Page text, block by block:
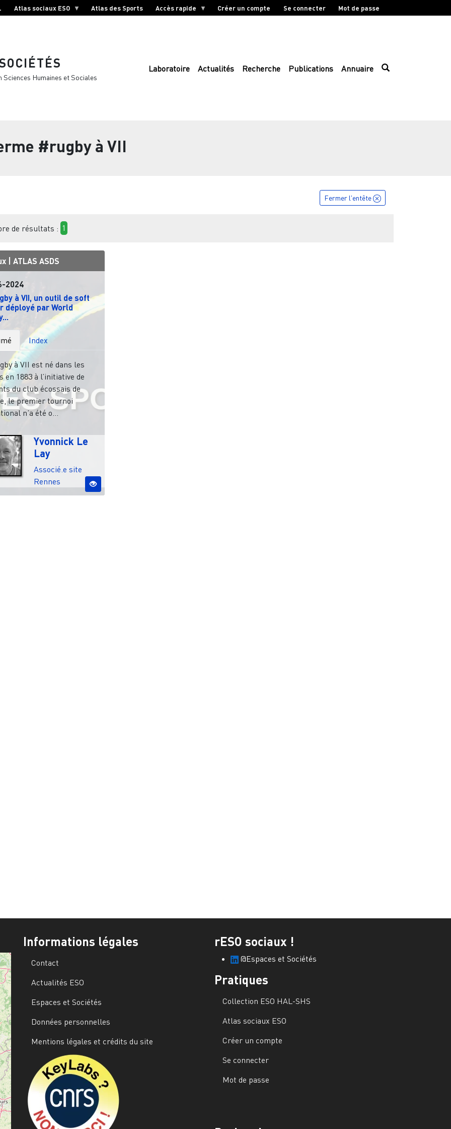
Atlas sociaux ESO Atlas des Sports Accès rapide Créer un compte Se connecter Mot de passe
Humaines et Sociales
Laboratoire Actualités Recherche Publications Annuaire
#rugby à VII
Fermer l'entête
de résultats : 1
| ATLAS ASDS
2024
à VII, un outil de soft
déployé par World
Index
à VII est né dans les
en 1883 à l’initiative de
du club écossais de
le premier tournoi
n’a été o...
Yvonnick Le
Lay
Associé.e site
Rennes
Informations légales
Contact
Actualités ESO
Espaces et Sociétés
Données personnelles
Mentions légales et crédits du site
rESO sociaux !
@Espaces et Sociétés
Pratiques
Collection ESO HAL-SHS
Atlas sociaux ESO
Créer un compte
Se connecter
Mot de passe